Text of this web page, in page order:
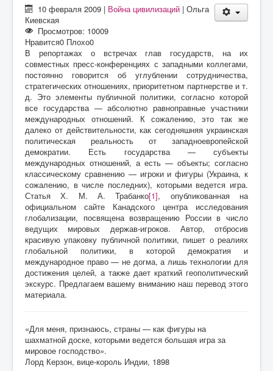
10 февраля 2009 | Война цивилизаций |Ольга
Киевская
Просмотров: 10009
Нравится0 Плохо0
В репортажах о встречах глав государств, на их
совместных пресс-конференциях с западными коллегами,
постоянно говорится об углублении сотрудничества,
стратегических отношениях, приоритетном партнерстве и т.
д. Это элементы публичной политики, согласно которой
все государства — абсолютно равноправные участники
международных отношений. К сожалению, это так же
далеко от действительности, как сегодняшняя украинская
политическая реальность от западноевропейской
демократии. Есть государства — субъекты
международных отношений, а есть — объекты; согласно
классическому сравнению — игроки и фигуры (Украина, к
сожалению, в числе последних), которыми ведется игра.
Статья Х. М. А. Трабанко[1], опубликованная на
официальном сайте Канадского центра исследования
глобализации, посвящена возвращению России в число
ведущих мировых держав-игроков. Автор, отбросив
красивую упаковку публичной политики, пишет о реалиях
глобальной политики, в которой демократия и
международное право — не догма, а лишь технологии для
достижения целей, а также дает краткий геополитический
экскурс. Предлагаем вашему вниманию наш перевод этого
материала.
«Для меня, признаюсь, страны — как фигуры на
шахматной доске, которыми ведется большая игра за
мировое господство».
Лорд Керзон, вице-король Индии, 1898